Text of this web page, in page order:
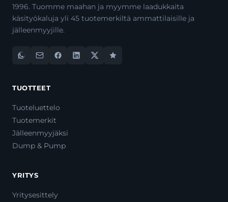
1996. Tuomme maahan ja myymme laadukkaita
käsityökaluja yli 45 tuotemerkiltä ammattilaisille ja
jälleenmyyjille.
TUOTTEET
Tuoteluettelo
Tuotemerkit
Jälleenmyyjäksi
Dump & Pump
YRITYS
Yritysesittely